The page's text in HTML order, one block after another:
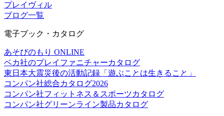
プレイヴィル
ブログ一覧
電子ブック・カタログ
あそびのもり ONLINE
ベカ社のプレイファニチャーカタログ
東日本大震災後の活動記録「遊ぶことは生きること」
コンパン社総合カタログ2026
コンパン社フィットネス＆スポーツカタログ
コンパン社グリーンライン製品カタログ